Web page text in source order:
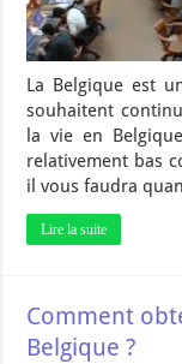
La Belgique est
souhaitent
la vie en
relativement bas
il vous faudra
Lire la suite
Comment
Belgique ?